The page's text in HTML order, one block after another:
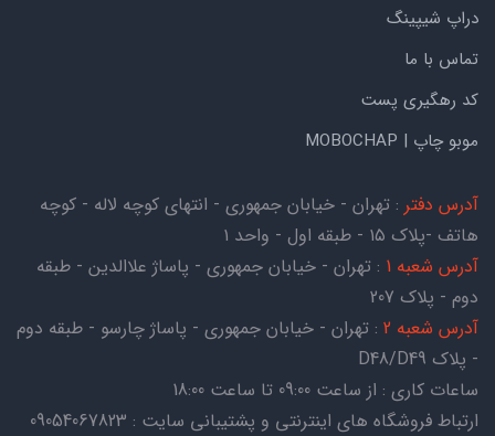
دراپ شیپینگ
تماس با ما
کد رهگیری پست
موبو چاپ | MOBOCHAP
آدرس دفتر : تهران - خیابان جمهوری - انتهای کوچه لاله - کوچه
هاتف -پلاک ۱۵ - طبقه اول - واحد ۱
آدرس شعبه 1
: تهران - خیابان جمهوری - پاساژ علاالدین - طبقه
دوم - پلاک 207
آدرس شعبه 2
: تهران - خیابان جمهوری - پاساژ چارسو - طبقه دوم
- پلاک D48/D49
ساعات کاری : از ساعت 09:00 تا ساعت 18:00
ارتباط فروشگاه های اینترنتی و پشتیبانی سایت : 09054067823